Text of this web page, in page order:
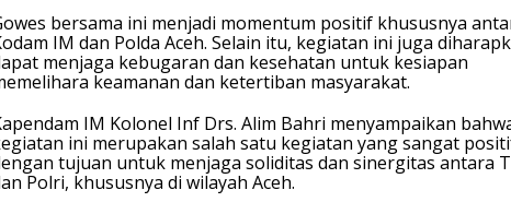
bersama ini menjadi momentum positif khususnya
IM dan Polda Aceh. Selain itu, kegiatan ini juga
menjaga kebugaran dan kesehatan untuk kesiapan
keamanan dan ketertiban masyarakat.
IM Kolonel Inf Drs. Alim Bahri menyampaikan
ini merupakan salah satu kegiatan yang sangat
tujuan untuk menjaga soliditas dan sinergitas antara
Polri, khususnya di wilayah Aceh.